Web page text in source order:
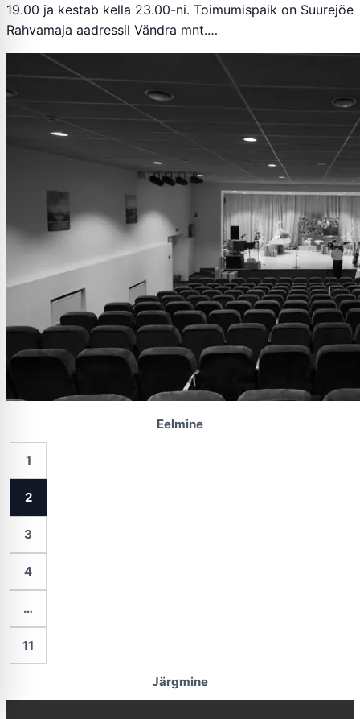
19.00 ja kestab kella 23.00-ni. Toimumispaik on Suurejõe
Rahvamaja aadressil Vändra mnt.…
Eelmine
1
2
3
4
…
11
Järgmine